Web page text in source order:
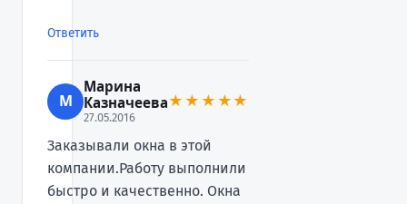
Ответить
М
Марина
Казначеева
27.05.2016
★★★★★
Заказывали окна в этой
компании.Работу выполнили
быстро и качественно. Окна